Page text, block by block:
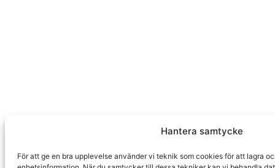
Hantera samtycke
För att ge en bra upplevelse använder vi teknik som cookies för att lagra